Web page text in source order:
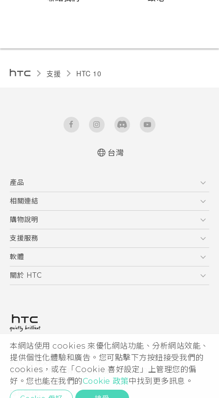
本網站使用 cookies 來優化網站功能、分析網站效能、
提供個性化體驗和廣告。您可點擊下方按鈕接受我們的
cookies，或在「Cookie 喜好設定」上管理您的偏
好。您也能在我們的Cookie 政策中找到更多訊息。
支援 HTC 10‎
台灣
產品
5G
智慧型手機
配件
相關連結
HTC Research
購物說明
購物須知
訂單管理
付款方式
支援服務
到府收送維修服務
服務中心資訊
客戶服務佈告欄
軟體
應用程式
HTC Sync Manager
關於 HTC
投資人
隱私權政策
產品安全性
Cookie
© 2011-2026 HTC Corporation
HTC 法律文件
宏達國際電子股份有限公司 | 統一編號16003518
隱私聯絡:Global-Privacy@htc.com